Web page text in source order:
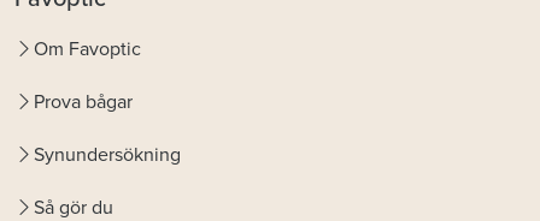
Om Favoptic
Prova bågar
Synundersökning
Så gör du